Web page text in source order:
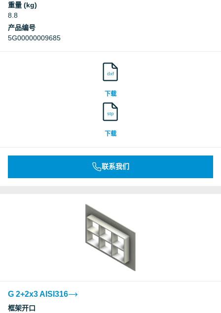
重量 (kg)
8.8
产品编号
5G00000009685
dxf
下载
stp
下载
联系我们
G 2+2x3 AISI316
框架开口